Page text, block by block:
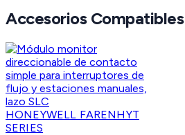
Accesorios Compatibles
HONEYWELL FARENHYT
SERIES